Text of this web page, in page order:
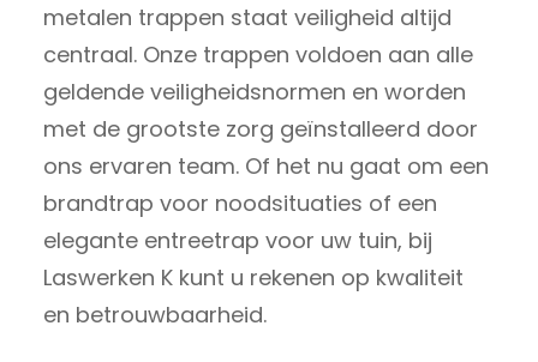
metalen trappen staat veiligheid altijd
centraal. Onze trappen voldoen aan alle
geldende veiligheidsnormen en worden
met de grootste zorg geïnstalleerd door
ons ervaren team. Of het nu gaat om een
brandtrap voor noodsituaties of een
elegante entreetrap voor uw tuin, bij
Laswerken K kunt u rekenen op kwaliteit
en betrouwbaarheid.